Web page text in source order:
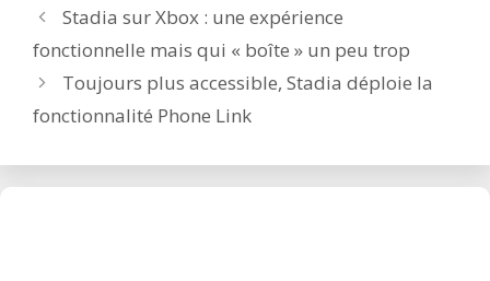
Post
navigation
Stadia sur Xbox : une expérience
fonctionnelle mais qui « boîte » un peu trop
Toujours plus accessible, Stadia déploie la
fonctionnalité Phone Link